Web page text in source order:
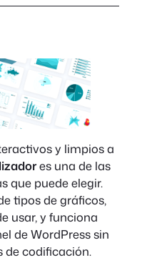
y limpios a
es una de las
que puede elegir.
tipos de gráficos,
usar, y funciona
de WordPress sin
de codificación.